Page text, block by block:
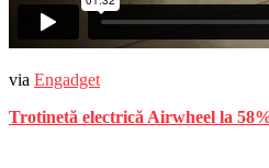
via Engadget
Trotinetă electrică Airwheel la